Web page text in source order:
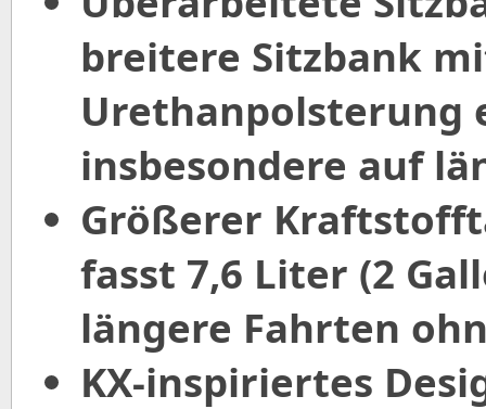
breitere Sitzbank
Urethanpolsterung
insbesondere auf
Größerer
fasst 7,6 Liter (2
längere Fahrten
KX-inspiriertes